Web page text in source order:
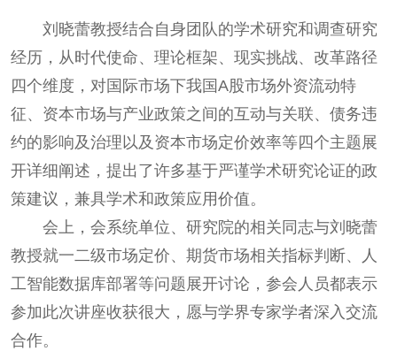
刘晓蕾教授结合自身团队的学术研究和调查研究
经历，从时代使命、理论框架、现实挑战、改革路径
四个维度，对国际市场下我国A股市场外资流动特
征、资本市场与产业政策之间的互动与关联、债务违
约的影响及治理以及资本市场定价效率等四个主题展
开详细阐述，提出了许多基于严谨学术研究论证的政
策建议，兼具学术和政策应用价值。
会上，会系统单位、研究院的相关同志与刘晓蕾
教授就一二级市场定价、期货市场相关指标判断、人
工智能数据库部署等问题展开讨论，参会人员都表示
参加此次讲座收获很大，愿与学界专家学者深入交流
合作。